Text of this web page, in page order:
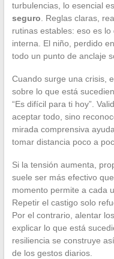
turbulencias, lo esencial
seguro . Reglas claras,
rutinas estables: eso es
interna. El niño, perdido
todo un punto de anclaje
Cuando surge una crisis,
sobre lo que está
“Es difícil para ti hoy”.
aceptar todo, sino
mirada comprensiva
tomar distancia poco a
Si la tensión aumenta,
suele ser más efectivo
momento permite a cada
Repetir el castigo solo
Por el contrario, alentar
explicar lo que está
resiliencia se construye
de los gestos diarios.